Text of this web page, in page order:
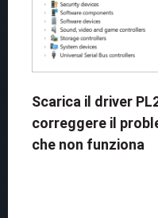
Scarica il driver
correggere il
che non funziona